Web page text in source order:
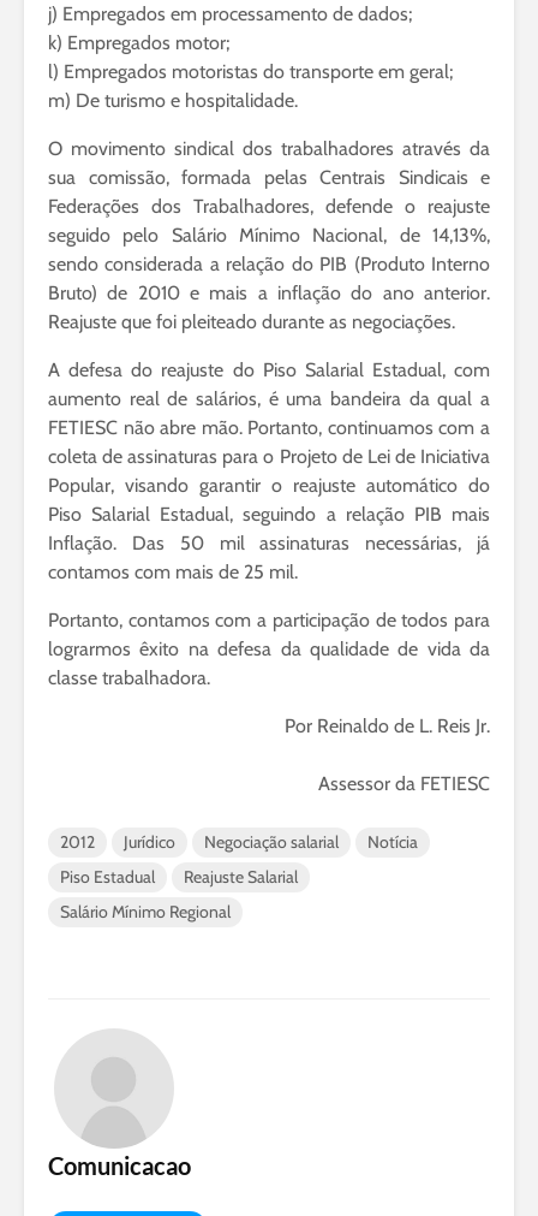
j) Empregados em processamento de dados;
k) Empregados motor;
l) Empregados motoristas do transporte em geral;
m) De turismo e hospitalidade.
O movimento sindical dos trabalhadores através da
sua comissão, formada pelas Centrais Sindicais e
Federações dos Trabalhadores, defende o reajuste
seguido pelo Salário Mínimo Nacional, de 14,13%,
sendo considerada a relação do PIB (Produto Interno
Bruto) de 2010 e mais a inflação do ano anterior.
Reajuste que foi pleiteado durante as negociações.
A defesa do reajuste do Piso Salarial Estadual, com
aumento real de salários, é uma bandeira da qual a
FETIESC não abre mão. Portanto, continuamos com a
coleta de assinaturas para o Projeto de Lei de Iniciativa
Popular, visando garantir o reajuste automático do
Piso Salarial Estadual, seguindo a relação PIB mais
Inflação. Das 50 mil assinaturas necessárias, já
contamos com mais de 25 mil.
Portanto, contamos com a participação de todos para
lograrmos êxito na defesa da qualidade de vida da
classe trabalhadora.
Por Reinaldo de L. Reis Jr.
Assessor da FETIESC
2012 Jurídico Negociação salarial
Notícia
Piso Estadual
Reajuste Salarial
Salário Mínimo Regional
Comunicacao